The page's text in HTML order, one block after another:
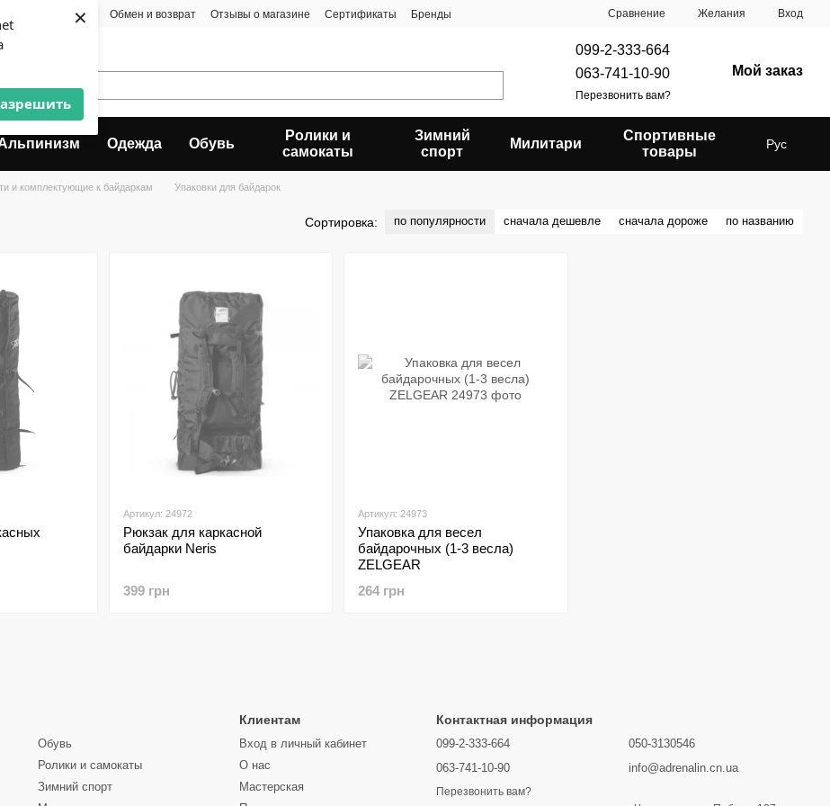
×
Оплата и доставка Обмен и возврат Отзывы о магазине Сертификаты
Бренды
Сравнение Желания Вход
099-2-333-664
063-741-10-90
Перезвонить вам?
Мой заказ
Одежда Обувь
Ролики и
самокаты
Зимний
спорт
Милитари
Спортивные
товары
Рус
и комплектующие к байдаркам Упаковки для байдарок
Сортировка: по популярности сначала дешевле сначала дороже по названию
Артикул: 24972
Рюкзак для каркасной
байдарки Neris
399 грн
Артикул: 24973
Упаковка для весел
байдарочных (1-3 весла)
ZELGEAR
264 грн
Обувь
Ролики и самокаты
Зимний спорт
Клиентам
Вход в личный кабинет
О нас
Мастерская
Контактная информация
099-2-333-664
063-741-10-90
Перезвонить вам?
050-3130546
info@adrenalin.cn.ua